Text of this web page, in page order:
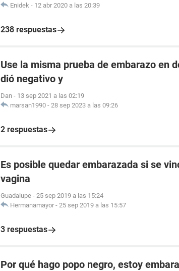
Enidek - 12 abr 2020 a las 20:39
238 respuestas
Use la misma prueba de embarazo en
dió negativo y
Dan - 13 sep 2021 a las 02:19
marsan1990 - 28 sep 2023 a las 09:26
2 respuestas
Es posible quedar embarazada si se
vagina
Guadalupe - 25 sep 2019 a las 15:24
Hermanamayor - 25 sep 2019 a las 15:57
3 respuestas
Por qué hago popo negro, estoy